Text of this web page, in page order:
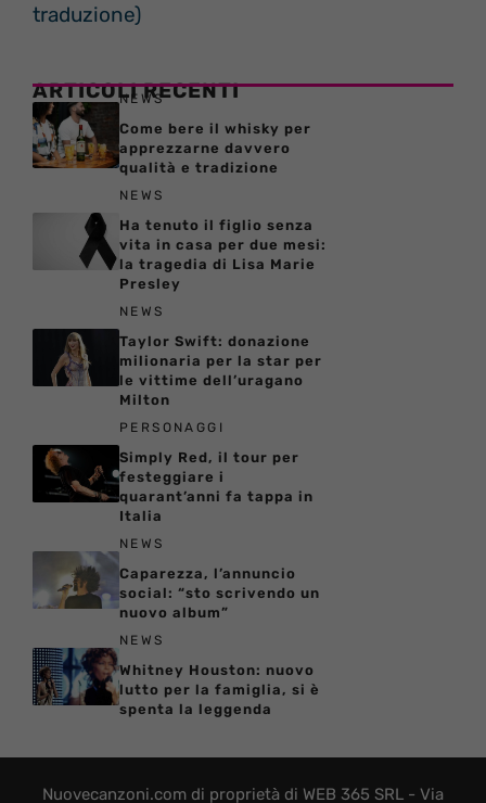
traduzione)
ARTICOLI RECENTI
NEWS
Come bere il whisky per
apprezzarne davvero
qualità e tradizione
NEWS
Ha tenuto il figlio senza
vita in casa per due mesi:
la tragedia di Lisa Marie
Presley
NEWS
Taylor Swift: donazione
milionaria per la star per
le vittime dell’uragano
Milton
PERSONAGGI
Simply Red, il tour per
festeggiare i
quarant’anni fa tappa in
Italia
NEWS
Caparezza, l’annuncio
social: “sto scrivendo un
nuovo album”
NEWS
Whitney Houston: nuovo
lutto per la famiglia, si è
spenta la leggenda
Nuovecanzoni.com di proprietà di WEB 365 SRL - Via